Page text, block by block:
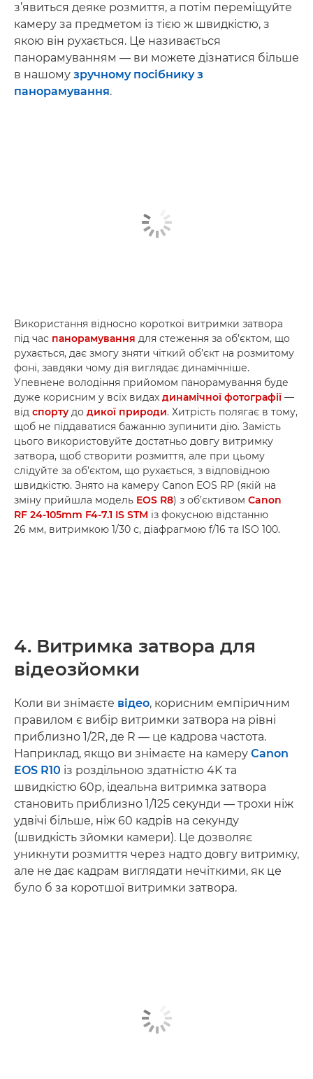
з’явиться деяке розмиття, а потім переміщуйте
камеру за предметом із тією ж швидкістю, з
якою він рухається. Це називається
панорамуванням — ви можете дізнатися більше
в нашому зручному посібнику з
панорамування.
Використання відносно короткої витримки затвора
під час панорамування для стеження за об’єктом, що
рухається, дає змогу зняти чіткий об’єкт на розмитому
фоні, завдяки чому дія виглядає динамічніше.
Упевнене володіння прийомом панорамування буде
дуже корисним у всіх видах динамічної фотографії —
від спорту до дикої природи. Хитрість полягає в тому,
щоб не піддаватися бажанню зупинити дію. Замість
цього використовуйте достатньо довгу витримку
затвора, щоб створити розмиття, але при цьому
слідуйте за об’єктом, що рухається, з відповідною
швидкістю. Знято на камеру Canon EOS RP (якій на
зміну прийшла модель EOS R8) з об’єктивом Canon
RF 24-105mm F4-7.1 IS STM із фокусною відстанню
26 мм, витримкою 1/30 с, діафрагмою f/16 та ISO 100.
4. Витримка затвора для
відеозйомки
Коли ви знімаєте відео, корисним емпіричним
правилом є вибір витримки затвора на рівні
приблизно 1/2R, де R — це кадрова частота.
Наприклад, якщо ви знімаєте на камеру Canon
EOS R10 із роздільною здатністю 4K та
швидкістю 60p, ідеальна витримка затвора
становить приблизно 1/125 секунди — трохи ніж
удвічі більше, ніж 60 кадрів на секунду
(швидкість зйомки камери). Це дозволяє
уникнути розмиття через надто довгу витримку,
але не дає кадрам виглядати нечіткими, як це
було б за коротшої витримки затвора.